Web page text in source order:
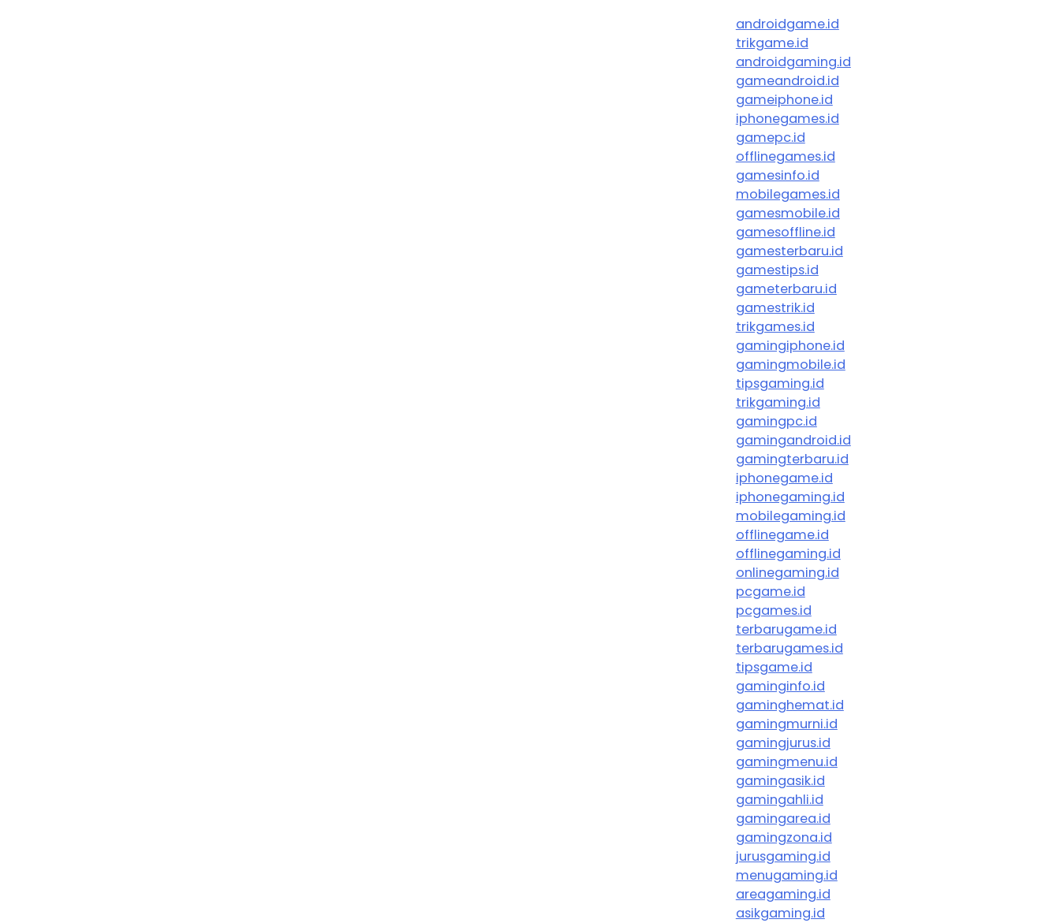
androidgame.id
trikgame.id
androidgaming.id
gameandroid.id
gameiphone.id
iphonegames.id
gamepc.id
offlinegames.id
gamesinfo.id
mobilegames.id
gamesmobile.id
gamesoffline.id
gamesterbaru.id
gamestips.id
gameterbaru.id
gamestrik.id
trikgames.id
gamingiphone.id
gamingmobile.id
tipsgaming.id
trikgaming.id
gamingpc.id
gamingandroid.id
gamingterbaru.id
iphonegame.id
iphonegaming.id
mobilegaming.id
offlinegame.id
offlinegaming.id
onlinegaming.id
pcgame.id
pcgames.id
terbarugame.id
terbarugames.id
tipsgame.id
gaminginfo.id
gaminghemat.id
gamingmurni.id
gamingjurus.id
gamingmenu.id
gamingasik.id
gamingahli.id
gamingarea.id
gamingzona.id
jurusgaming.id
menugaming.id
areagaming.id
asikgaming.id